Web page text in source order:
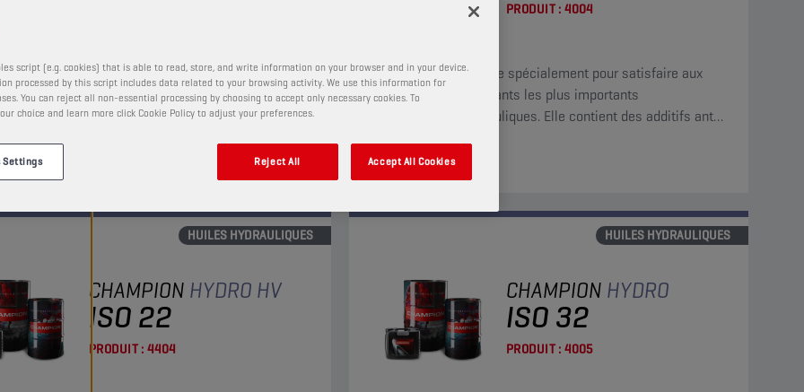
ses propriétés de dispersion, cette huile
détergente réduit de manière significative la
de dépôt et de boue. Sa formule riche en zinc lui
PRODUIT : 4004
Huile minérale conçue spécialement pour satisfaire aux
exigences des fabricants les plus importants
d'équipements hydrauliques. Elle contient des additifs anti-
Afficher
HUILES HYDRAULIQUES
CHAMPION HYDRO HV
ISO 22
PRODUIT : 4404
HUILES HYDRAULIQUES
CHAMPION HYDRO
ISO 32
PRODUIT : 4005
script (e.g. cookies) that is able to read, store, and write information on your browser and in your device.
processed by this script includes data related to your browsing activity. We use this information for
You can reject all non-essential processing by choosing to accept only necessary cookies. To
choice and learn more click Cookie Policy to adjust your preferences.
Settings Reject All Accept All Cookies